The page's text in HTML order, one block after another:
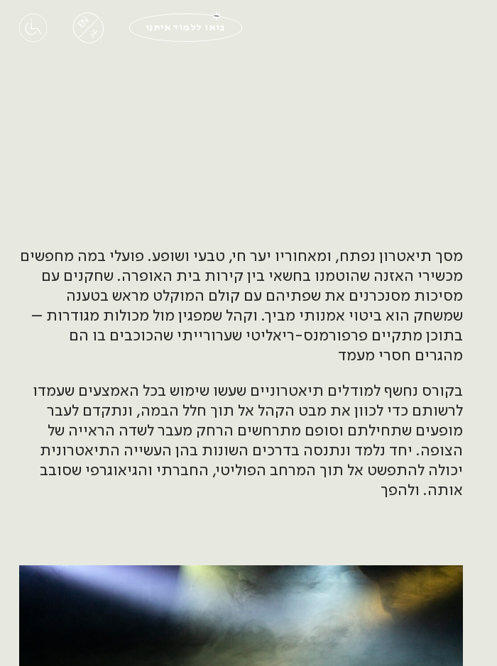
בואו ללמוד איתנו EN
عر
מסך תיאטרון נפתח, ומאחוריו יער חי, טבעי ושופע. פועלי במה מחפשים
מכשירי האזנה שהוטמנו בחשאי בין קירות בית האופרה. שחקנים עם
מסיכות מסנכרנים את שפתיהם עם קולם המוקלט מראש בטענה
שמשחק הוא ביטוי אמנותי מביך. וקהל שמפגין מול מכולות מגודרות –
בתוכן מתקיים פרפורמנס-ריאליטי שערורייתי שהכוכבים בו הם
מהגרים חסרי מעמד
בקורס נחשף למודלים תיאטרוניים שעשו שימוש בכל האמצעים שעמדו
לרשותם כדי לכוון את מבט הקהל אל תוך חלל הבמה, ונתקדם לעבר
מופעים שתחילתם וסופם מתרחשים הרחק מעבר לשדה הראייה של
הצופה. יחד נלמד ונתנסה בדרכים השונות בהן העשייה התיאטרונית
יכולה להתפשט אל תוך המרחב הפוליטי, החברתי והגיאוגרפי שסובב
אותה. ולהפך